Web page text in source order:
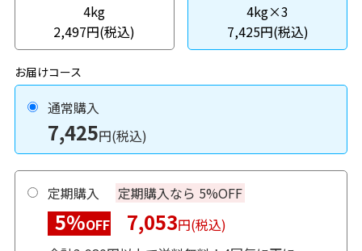
4kg
2,497円(税込)
4kg×3
7,425円(税込)
お届けコース
通常購入
7,425円(税込)
定期購入 定期購入なら 5%OFF
5%OFF 7,053円(税込)